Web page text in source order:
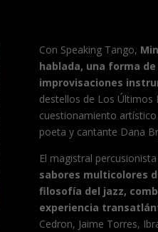
Con Speaking Tango,
hablada, una forma
improvisaciones
destellos de Los Últimos
cuestionamiento
poeta y cantante Dana
El magistral
sabores multicolores
filosofía del jazz,
experiencia
Cedron, Jaime Torres,